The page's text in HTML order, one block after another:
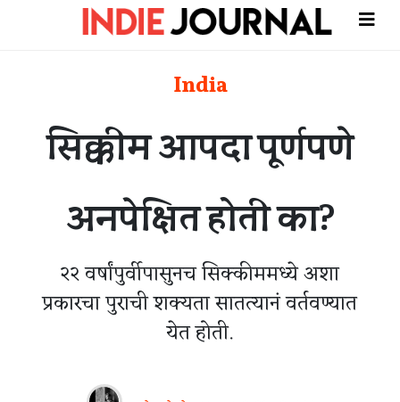
India
सिक्कीम आपदा पूर्णपणे
अनपेक्षित होती का?
२२ वर्षांपुर्वीपासुनच सिक्कीममध्ये अशा
प्रकारचा पुराची शक्यता सातत्यानं वर्तवण्यात
येत होती.